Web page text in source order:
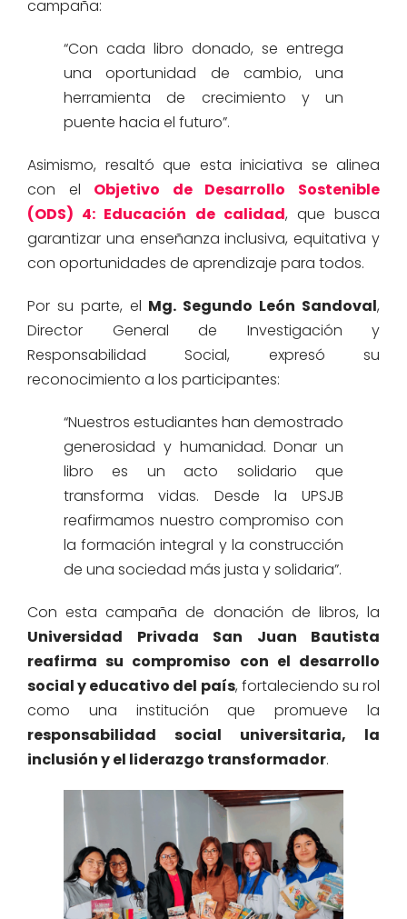
campaña:
“Con cada libro donado, se entrega
una oportunidad de cambio, una
herramienta de crecimiento y un
puente hacia el futuro”.
Asimismo, resaltó que esta iniciativa se alinea
con el Objetivo de Desarrollo Sostenible
(ODS) 4: Educación de calidad, que busca
garantizar una enseñanza inclusiva, equitativa y
con oportunidades de aprendizaje para todos.
Por su parte, el Mg. Segundo León Sandoval,
Director General de Investigación y
Responsabilidad Social, expresó su
reconocimiento a los participantes:
“Nuestros estudiantes han demostrado
generosidad y humanidad. Donar un
libro es un acto solidario que
transforma vidas. Desde la UPSJB
reafirmamos nuestro compromiso con
la formación integral y la construcción
de una sociedad más justa y solidaria”.
Con esta campaña de donación de libros, la
Universidad Privada San Juan Bautista
reafirma su compromiso con el desarrollo
social y educativo del país, fortaleciendo su rol
como una institución que promueve la
responsabilidad social universitaria, la
inclusión y el liderazgo transformador.